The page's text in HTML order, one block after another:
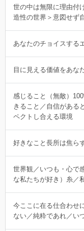
世の中は無限に理由付
造性の世界＞意図せず
あなたのチョイスする
目に見える価値をあな
感じること（無敵）
きること／自信がある
ペクトし合える環境
好きなこと長所は焦ら
世界観／いつも・心で
な私たちが好き）糸／
今ここに在る仕合わせ
ない／純粋であれ／い